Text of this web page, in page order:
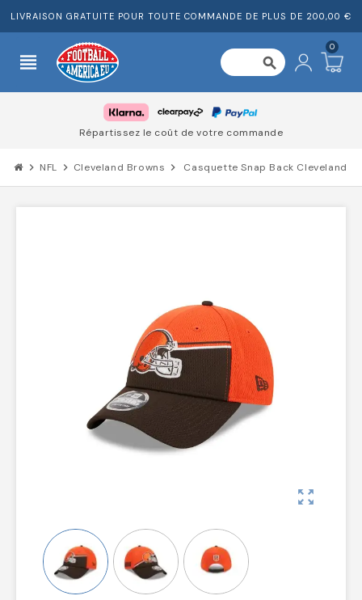
LIVRAISON GRATUITE POUR TOUTE COMMANDE DE PLUS DE 200,00 €
view_headline search
0
Répartissez le coût de votre commande
chevron_right NFL chevron_right Cleveland Browns chevron_right Casquette Snap Back Cleveland
zoom_out_map